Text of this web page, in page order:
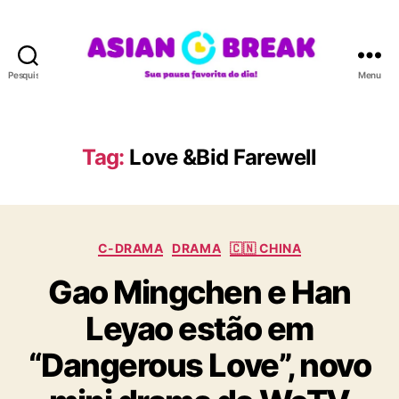
Pesquisar
A
N
R
A
Menu
Tag: Love &Bid Farewell
C
t
e
g
o
r
i
C-DRAMA DRAMA 🇨🇳 CHINA
Gao Mingchen e Han
Leyao estão em
“Dangerous Love”, novo